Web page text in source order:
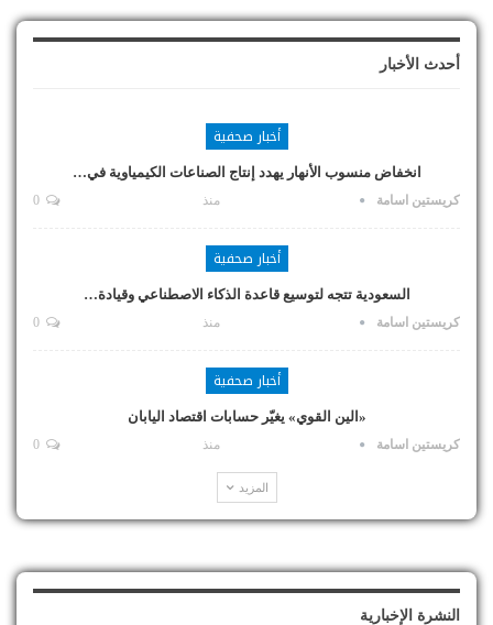
أحدث الأخبار
أخبار صحفية
انخفاض منسوب الأنهار يهدد إنتاج الصناعات الكيمياوية في…
كريستين اسامة منذ
أخبار صحفية
السعودية تتجه لتوسيع قاعدة الذكاء الاصطناعي وقيادة…
كريستين اسامة منذ
أخبار صحفية
«الين القوي» يغيّر حسابات اقتصاد اليابان
كريستين اسامة منذ
المزيد
النشرة الإخبارية